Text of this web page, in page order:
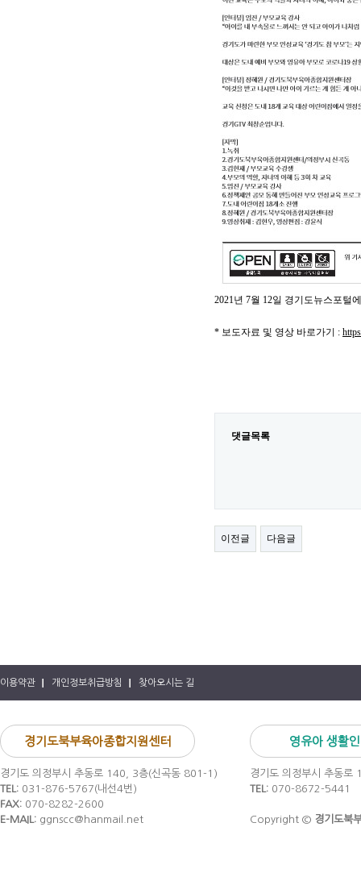
2021년 7월 12일 경기도뉴스포털
* 보도자료 및 영상 바로가기 :
댓글목록
이전글 다음글
이용약관 개인정보취급방침 찾아오시는 길
경기도북부육아종합지원센터
경기도 의정부시 추동로 140, 3층(신곡동 801-1)
TEL: 031-876-5767(내선4번)
FAX: 070-8282-2600
E-MAIL: ggnscc@hanmail.net
영유아 생활
경기도 의정부시 추동
TEL: 070-8672-5441
Copyright © 경기도북